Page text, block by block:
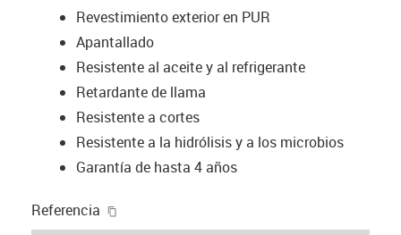
Revestimiento exterior en PUR
Apantallado
Resistente al aceite y al refrigerante
Retardante de llama
Resistente a cortes
Resistente a la hidrólisis y a los microbios
Garantía de hasta 4 años
Referencia